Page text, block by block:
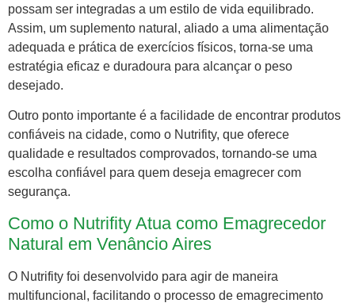
possam ser integradas a um estilo de vida equilibrado.
Assim, um suplemento natural, aliado a uma alimentação
adequada e prática de exercícios físicos, torna-se uma
estratégia eficaz e duradoura para alcançar o peso
desejado.
Outro ponto importante é a facilidade de encontrar produtos
confiáveis na cidade, como o Nutrifity, que oferece
qualidade e resultados comprovados, tornando-se uma
escolha confiável para quem deseja emagrecer com
segurança.
Como o Nutrifity Atua como Emagrecedor
Natural em Venâncio Aires
O Nutrifity foi desenvolvido para agir de maneira
multifuncional, facilitando o processo de emagrecimento